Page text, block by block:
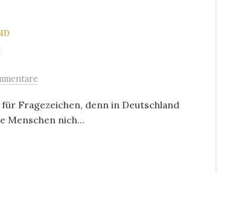
Fragezeichen, denn in Deutschland
Menschen nich...